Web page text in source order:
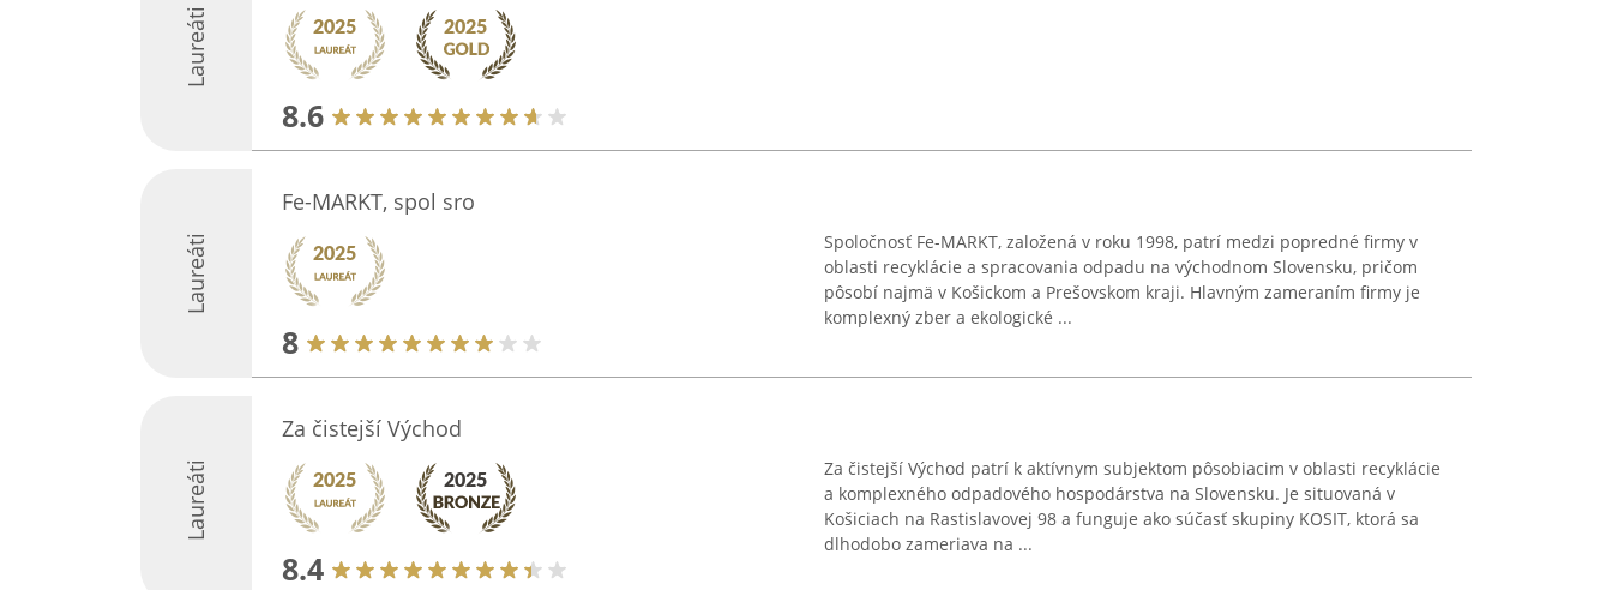
Laureáti
8.6
Laureáti
Fe-MARKT, spol sro
8
Spoločnosť Fe-MARKT, založená v roku 1998, patrí medzi popredné firmy v
oblasti recyklácie a spracovania odpadu na východnom Slovensku, pričom
pôsobí najmä v Košickom a Prešovskom kraji. Hlavným zameraním firmy je
komplexný zber a ekologické ...
Laureáti
Za čistejší Východ
8.4
Za čistejší Východ patrí k aktívnym subjektom pôsobiacim v oblasti recyklácie
a komplexného odpadového hospodárstva na Slovensku. Je situovaná v
Košiciach na Rastislavovej 98 a funguje ako súčasť skupiny KOSIT, ktorá sa
dlhodobo zameriava na ...